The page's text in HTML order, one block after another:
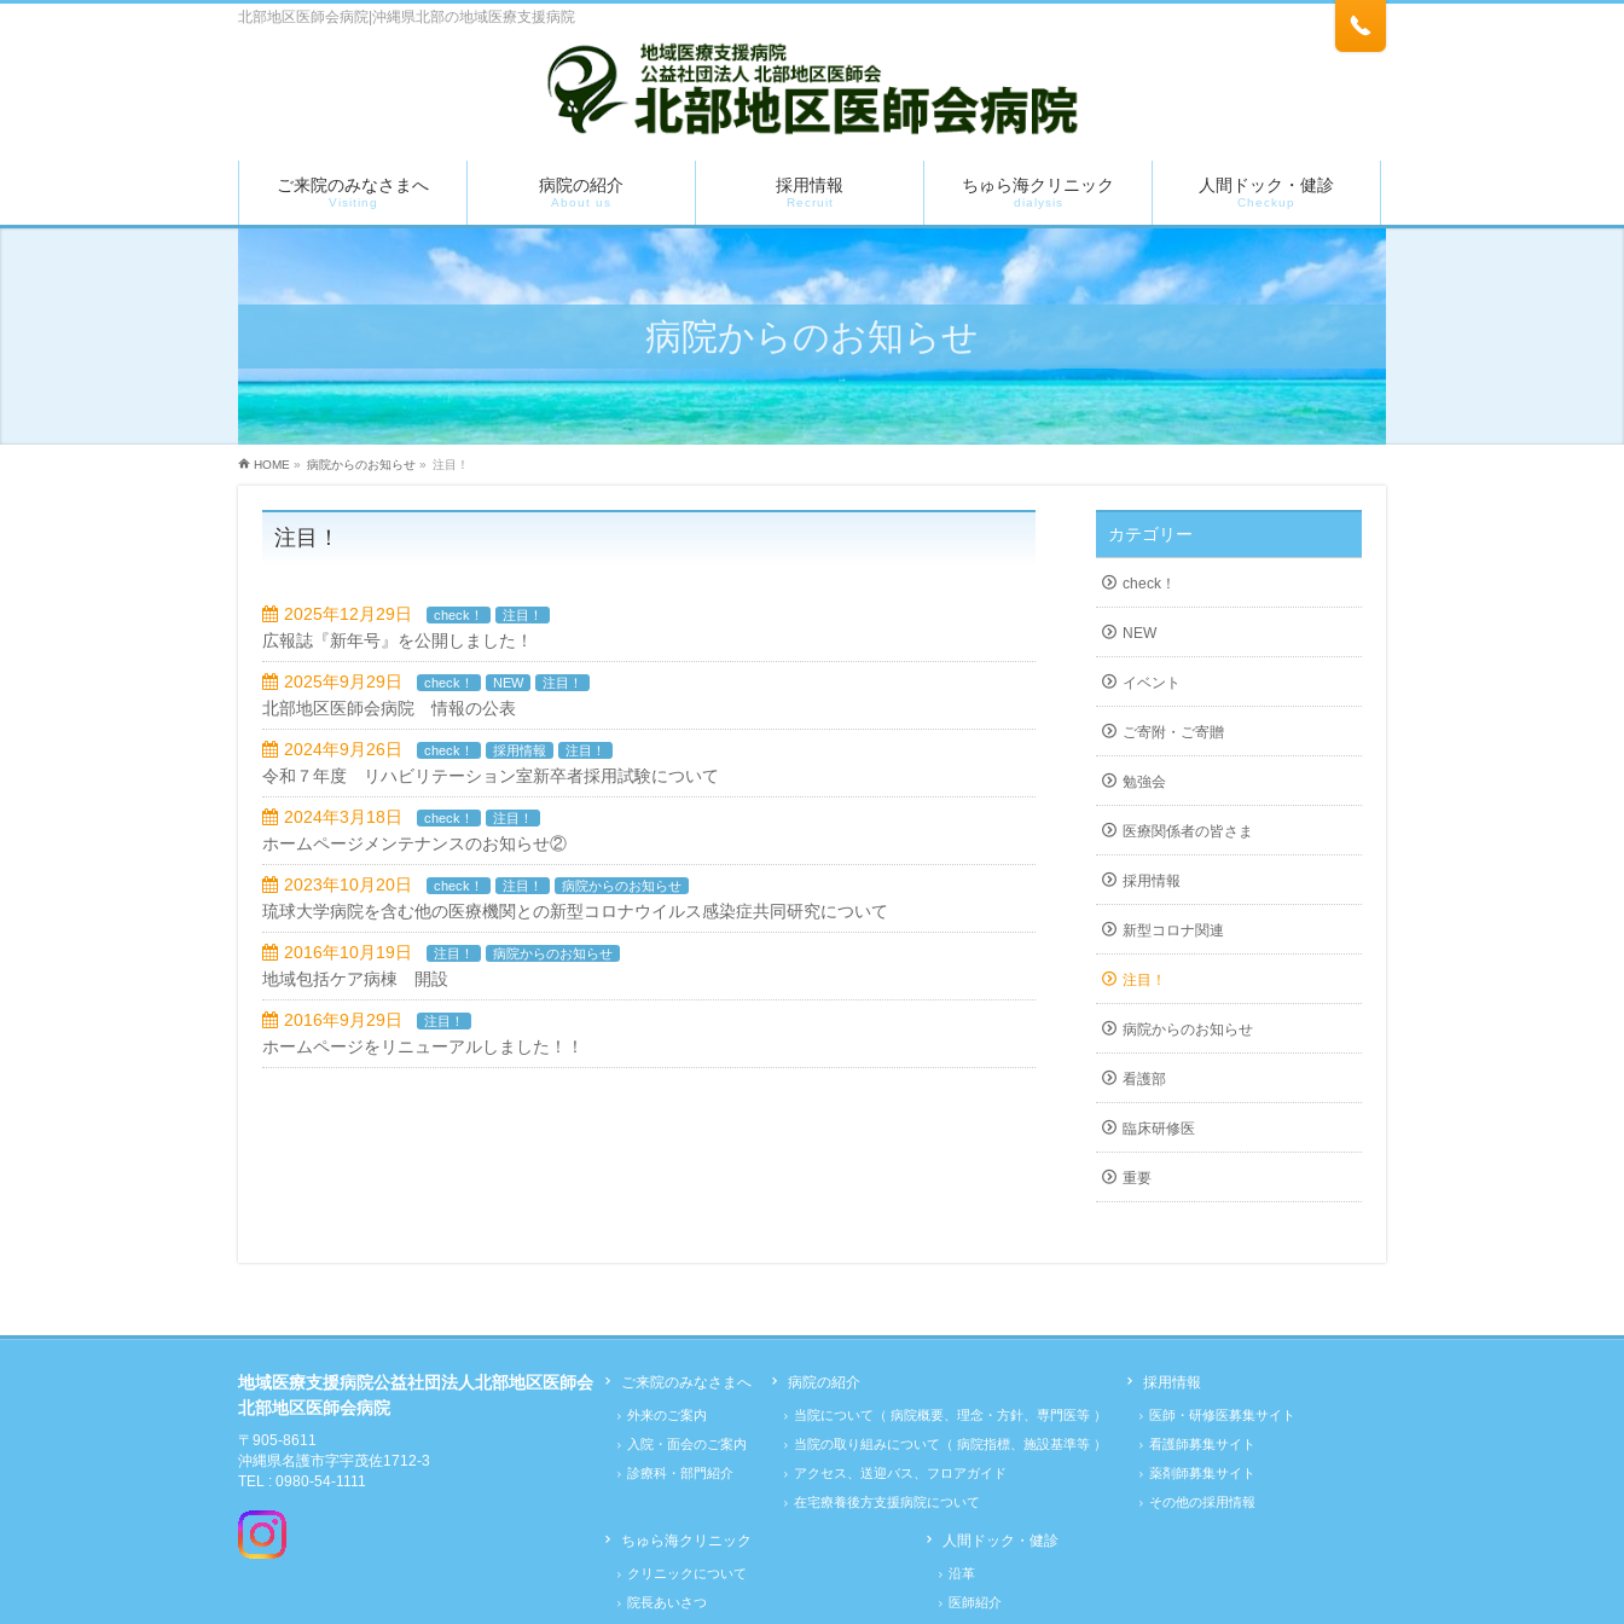
北部地区医師会病院|沖縄県北部の地域医療支援病院
ご来院のみなさまへ
Visiting
病院の紹介
About us
採用情報
Recruit
ちゅら海クリニック
dialysis
人間ドック・健診
Checkup
病院からのお知らせ
HOME » 病院からのお知らせ » 注目！
注目！
2025年12月29日 check！ 注目！
広報誌『新年号』を公開しました！
2025年9月29日 check！ NEW 注目！
北部地区医師会病院 情報の公表
2024年9月26日 check！ 採用情報 注目！
令和７年度 リハビリテーション室新卒者採用試験について
2024年3月18日 check！ 注目！
ホームページメンテナンスのお知らせ②
2023年10月20日 check！ 注目！ 病院からのお知らせ
琉球大学病院を含む他の医療機関との新型コロナウイルス感染症共同研究について
2016年10月19日 注目！ 病院からのお知らせ
地域包括ケア病棟 開設
2016年9月29日 注目！
ホームページをリニューアルしました！！
カテゴリー
check！
NEW
イベント
ご寄附・ご寄贈
勉強会
医療関係者の皆さま
採用情報
新型コロナ関連
注目！
病院からのお知らせ
看護部
臨床研修医
重要
地域医療支援病院公益社団法人北部地区医師会
北部地区医師会病院
〒905-8611
沖縄県名護市字宇茂佐1712-3
TEL : 0980-54-1111
ご来院のみなさまへ
外来のご案内
入院・面会のご案内
診療科・部門紹介
病院の紹介
当院について（ 病院概要、理念・方針、専門医等 ）
当院の取り組みについて（ 病院指標、施設基準等 ）
アクセス、送迎バス、フロアガイド
在宅療養後方支援病院について
採用情報
医師・研修医募集サイト
看護師募集サイト
薬剤師募集サイト
その他の採用情報
ちゅら海クリニック
クリニックについて
院長あいさつ
人間ドック・健診
沿革
医師紹介